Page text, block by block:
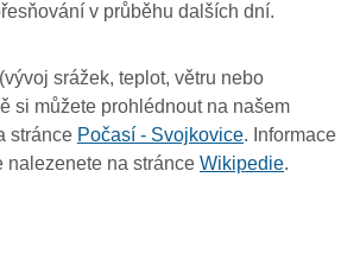
v průběhu dalších dní.
srážek, teplot, větru nebo
si můžete prohlédnout na našem
stránce Počasí - Svojkovice. Informace
nalezenete na stránce Wikipedie.